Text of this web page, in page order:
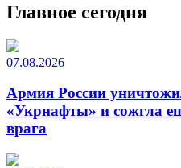
Главное сегодня
07.08.2026
Армия России
«Укрнафты» и сожгла
врага